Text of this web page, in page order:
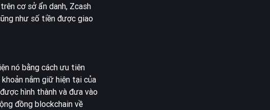
cơ sở ẩn danh, Zcash
như số tiền được giao
nó bằng cách ưu tiên
nắm giữ hiện tại của
hình thành và đưa vào
đồng blockchain về